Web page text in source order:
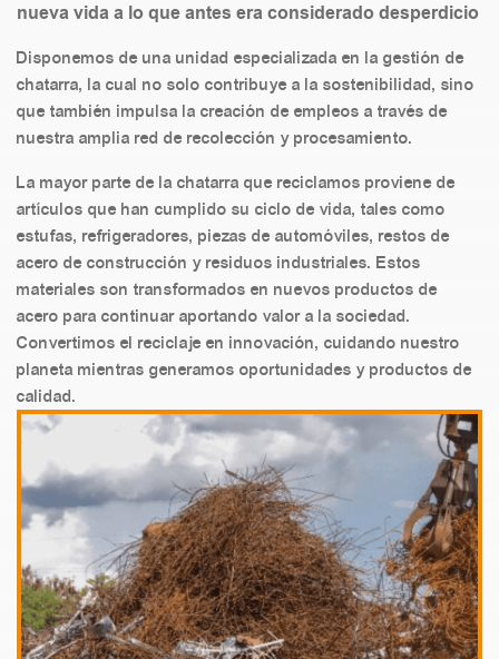
nueva vida a lo que antes era considerado desperdicio
Disponemos de una unidad especializada en la gestión de
chatarra, la cual no solo contribuye a la sostenibilidad, sino
que también impulsa la creación de empleos a través de
nuestra amplia red de recolección y procesamiento.
La mayor parte de la chatarra que reciclamos proviene de
artículos que han cumplido su ciclo de vida, tales como
estufas, refrigeradores, piezas de automóviles, restos de
acero de construcción y residuos industriales. Estos
materiales son transformados en nuevos productos de
acero para continuar aportando valor a la sociedad.
Convertimos el reciclaje en innovación, cuidando nuestro
planeta mientras generamos oportunidades y productos de
calidad.